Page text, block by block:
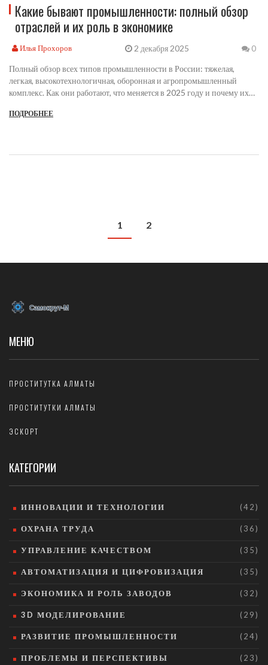
Какие бывают промышленности: полный обзор
отраслей и их роль в экономике
Илья Прохоров 2 декабря 2025 0
Полный обзор всех типов промышленности в России: тяжелая,
легкая, высокотехнологичная, оборонная и агропромышленный
комплекс. Как они работают, что меняется в 2025 году и почему их
ПОДРОБНЕЕ
1 2
МЕНЮ
ПРОСТИТУТКА АЛМАТЫ
ПРОСТИТУТКИ АЛМАТЫ
ЭСКОРТ
КАТЕГОРИИ
ИННОВАЦИИ И ТЕХНОЛОГИИ (42)
ОХРАНА ТРУДА (36)
УПРАВЛЕНИЕ КАЧЕСТВОМ (35)
АВТОМАТИЗАЦИЯ И ЦИФРОВИЗАЦИЯ (35)
ЭКОНОМИКА И РОЛЬ ЗАВОДОВ (32)
3D МОДЕЛИРОВАНИЕ (29)
РАЗВИТИЕ ПРОМЫШЛЕННОСТИ (24)
ПРОБЛЕМЫ И ПЕРСПЕКТИВЫ (23)